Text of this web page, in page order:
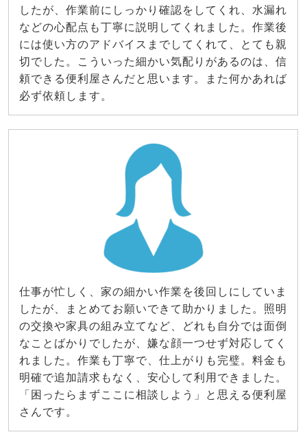
したが、作業前にしっかり確認をしてくれ、水漏れ
などの心配点も丁寧に説明してくれました。作業後
には使い方のアドバイスまでしてくれて、とても親
切でした。こういった細かい気配りがあるのは、信
頼できる便利屋さんだと思います。また何かあれば
必ず依頼します。
仕事が忙しく、家の細かい作業を後回しにしていま
したが、まとめてお願いできて助かりました。照明
の交換や家具の組み立てなど、どれも自分では面倒
なことばかりでしたが、嫌な顔一つせず対応してく
れました。作業も丁寧で、仕上がりも完璧。料金も
明確で追加請求もなく、安心して利用できました。
「困ったらまずここに相談しよう」と思える便利屋
さんです。